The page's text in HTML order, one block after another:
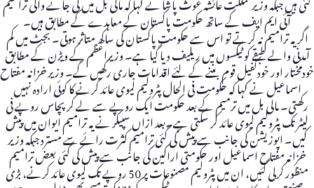
آئی ایم ایف کے ساتھ حکومت پاکستان کے معاہدے کے مطابق ہیں۔
اگر یہ ترامیم نہ کرتے تو اس سے حکومت پاکستان کی ساکھ متاثر ہوتی۔ بجٹ میں کم
آمدنی والے طبقے کو ٹیکسوں میں ریلیف دیا گیا ہے۔ وزیراعظم کے ویڑن کے مطابق
خودمختار اور خودکفیل قوم بننے کے لئے اقدامات جاری رکھیں گے۔ وزیر خزانہ مفتاح
اسماعیل نے کہا کہ حکومت فی الحال پٹرولیم لیوی عائد کرنے کا کوئی ارادہ نہیں
رکھتی۔ مالی بل میں ترمیم کے بعد حکومت ایک روپے سے لے کر پچاس روپے فی
لیٹر تک پٹرولیم لیوی عائد کر سکتی ہے۔بعد ازاں سپیکر نے یہ ترامیم ایوان میں پیش
کیں۔ اپوزیشن کی جانب سے پیش کی گئی ترامیم کثرت رائے سے مسترد جبکہ وزیر
خزانہ مفتاح اسماعیل اور حکومتی اراکین کی جانب سے پیش کی گئی بعض ترامیم
منظور کرلی گئیں، ان میں پٹرولیم مصنوعات پر 50 روپے تک لیوی عائد کرنے، بڑی